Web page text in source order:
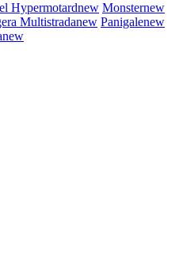
Hypermotardnew Monsternew
Multistradanew Panigalenew
new